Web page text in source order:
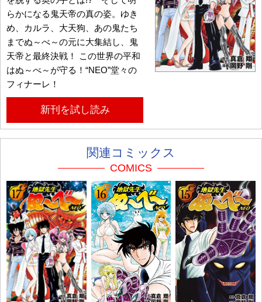
らかになる鬼天帝の真の姿。ゆき
め、カルラ、大天狗、あの鬼たち
までぬ～べ～の元に大集結し、鬼
天帝と最終決戦！ この世界の平和
はぬ～べ～が守る！“NEO”堂々の
フィナーレ！
新刊を試し読み
関連コミックス
COMICS